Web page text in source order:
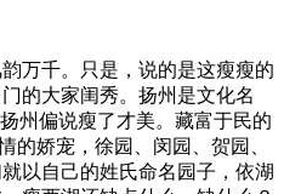
万千。只是，说的是这瘦瘦的
的大家闺秀。扬州是文化名
州偏说瘦了才美。藏富于民的
的娇宠，徐园、闵园、贺园、
以自己的姓氏命名园子，依湖